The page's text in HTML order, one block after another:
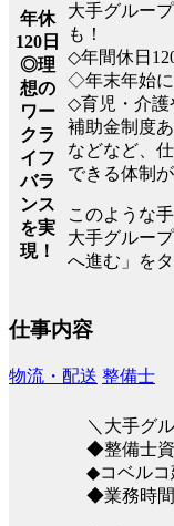
年休
120日
◎理
想の
ワー
クラ
イフ
バラ
ンス
を実
現！
大手グルー
も！
◇年間休日
◇年末年始
◇育児・介護
補助金制度あ
などなど、
できる体制
このような
大手グルー
へ進む」を
仕事内容
物流・配送 整備士
＼大手グ
◆整備士資
◆コベルコ
◆業務時間